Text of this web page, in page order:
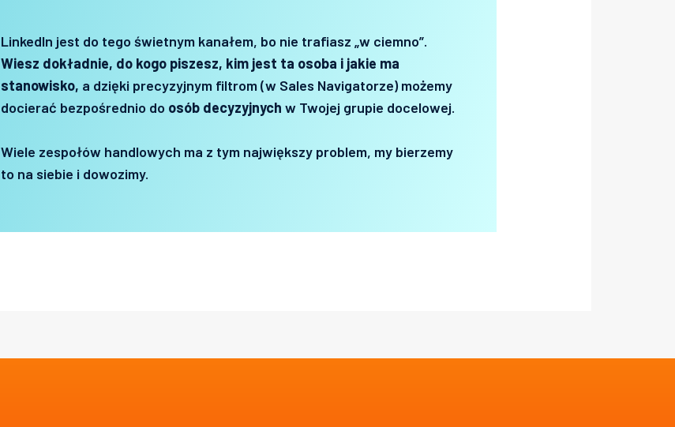
LinkedIn jest do tego świetnym kanałem, bo nie trafiasz „w ciemno”.
Wiesz dokładnie, do kogo piszesz, kim jest ta osoba i jakie ma
stanowisko, a dzięki precyzyjnym filtrom (w Sales Navigatorze) możemy
docierać bezpośrednio do osób decyzyjnych w Twojej grupie docelowej.
Wiele zespołów handlowych ma z tym największy problem, my bierzemy
to na siebie i dowozimy.